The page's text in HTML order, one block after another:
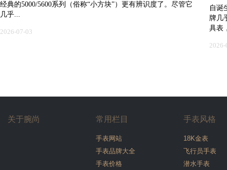
经典的5000/5600系列（俗称“小方块”）更有辨识度了。尽管它
几乎...
2026-07-03
自诞
牌几
具表
关于腕尚 常用栏目
手表网站
手表品牌大全
手表价格
手表风格
18K金表
飞行员手表
潜水手表